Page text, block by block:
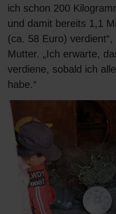
ich schon 200
und damit bereits 1,1
(ca. 58 Euro)
Mutter. „Ich erwarte,
verdiene, sobald ich
habe.“